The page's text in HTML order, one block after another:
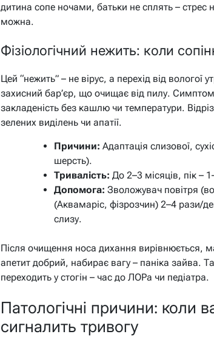
дитина сопе ночами, батьки не сплять – стрес
можна.
Фізіологічний нежить: коли
Цей “нежить” – не вірус, а перехід від вологої
захисний бар’єр, що очищає від пилу.
закладеність без кашлю чи температури.
зелених виділень чи апатії.
Причини: Адаптація слизової,
шерсть).
Тривалість: До 2–3 місяців, пік –
Допомога: Зволожувач повітря
(Аквамаріс, фізрозчин) 2–4 рази/
слизу.
Після очищення носа дихання вирівнюється,
апетит добрий, набирає вагу – паніка зайва.
переходить у стогін – час до ЛОРа чи педіатра.
Патологічні причини: коли
сигналить тривогу